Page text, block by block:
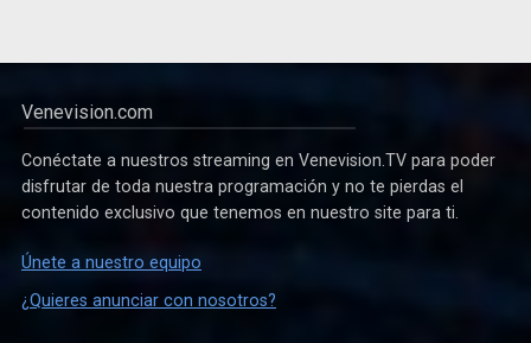
Venevision.com
Conéctate a nuestros streaming en Venevision.TV para poder
disfrutar de toda nuestra programación y no te pierdas el
contenido exclusivo que tenemos en nuestro site para ti.
Únete a nuestro equipo
¿Quieres anunciar con nosotros?